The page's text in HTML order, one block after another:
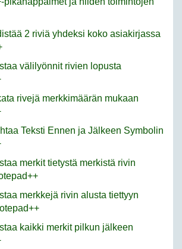
2 riviä yhdeksi koko asiakirjassa
välilyönnit rivien lopusta
rivejä merkkimäärän mukaan
Teksti Ennen ja Jälkeen Symbolin
merkit tietystä merkistä rivin
merkkejä rivin alusta tiettyyn
kaikki merkit pilkun jälkeen